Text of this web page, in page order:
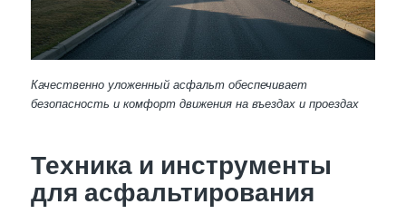
Качественно уложенный асфальт обеспечивает
безопасность и комфорт движения на въездах и проездах
Техника и инструменты
для асфальтирования